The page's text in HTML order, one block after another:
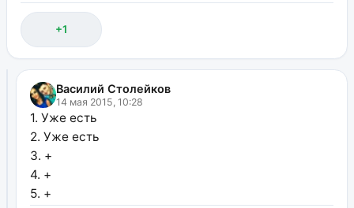
+1
Василий Столейков
14 мая 2015, 10:28
1. Уже есть
2. Уже есть
3. +
4. +
5. +